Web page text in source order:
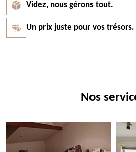
Videz, nous gérons tout.
Un prix juste pour vos trésors.
Nos